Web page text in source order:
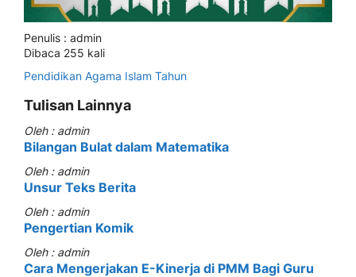
Penulis : admin
Dibaca 255 kali
Pendidikan Agama Islam Tahun
Tulisan Lainnya
Oleh : admin
Bilangan Bulat dalam Matematika
Oleh : admin
Unsur Teks Berita
Oleh : admin
Pengertian Komik
Oleh : admin
Cara Mengerjakan E-Kinerja di PMM Bagi Guru